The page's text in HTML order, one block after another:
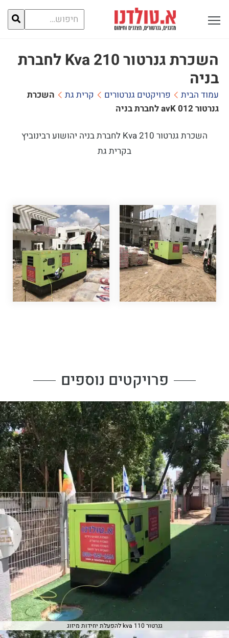
חיפוש
עבור:
פתח תפריט ראשי לתצוגה
השכרת גנרטור 210 Kva לחברת
בניה
עמוד הבית פרויקטים גנרטורים קרית גת
השכרת
גנרטור 210 Kva לחברת בניה
השכרת גנרטור 210 Kva לחברת בניה יהושוע רבינוביץ
בקרית גת
פרויקטים נוספים
גנרטור 110 kva להפעלת יחידות מיזוג